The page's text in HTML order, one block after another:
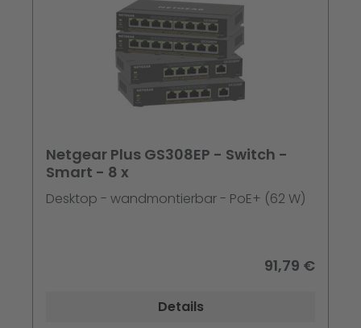
Netgear Plus GS308EP - Switch -
Smart - 8 x
Desktop - wandmontierbar - PoE+ (62 W)
91,79 €
Details